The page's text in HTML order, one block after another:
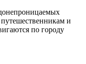
и
по городу